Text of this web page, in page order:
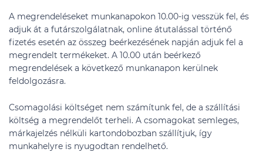
A megrendeléseket munkanapokon 10.00-ig vesszük fel, és
adjuk át a futárszolgálatnak, online átutalással történő
fizetés esetén az összeg beérkezésének napján adjuk fel a
megrendelt termékeket. A 10.00 után beérkező
megrendelések a következő munkanapon kerülnek
feldolgozásra.
Csomagolási költséget nem számítunk fel, de a szállítási
költség a megrendelőt terheli. A csomagokat semleges,
márkajelzés nélküli kartondobozban szállítjuk, így
munkahelyre is nyugodtan rendelhető.